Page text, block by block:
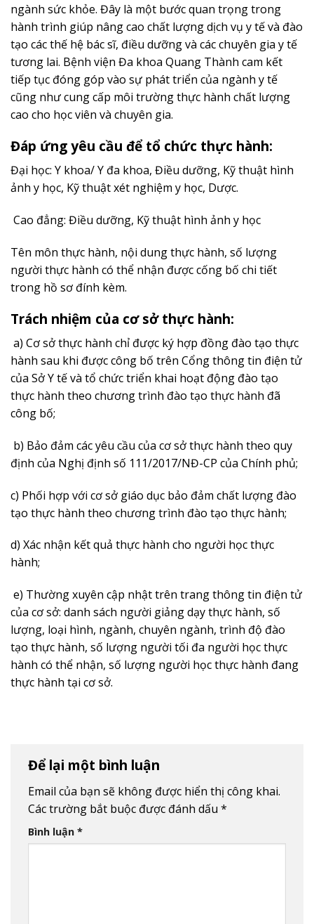
ngành sức khỏe. Đây là một bước quan trọng trong
hành trình giúp nâng cao chất lượng dịch vụ y tế và đào
tạo các thế hệ bác sĩ, điều dưỡng và các chuyên gia y tế
tương lai. Bệnh viện Đa khoa Quang Thành cam kết
tiếp tục đóng góp vào sự phát triển của ngành y tế
cũng như cung cấp môi trường thực hành chất lượng
cao cho học viên và chuyên gia.
Đáp ứng yêu cầu để tổ chức thực hành:
Đại học: Y khoa/ Y đa khoa, Điều dưỡng, Kỹ thuật hình
ảnh y học, Kỹ thuật xét nghiệm y học, Dược.
Cao đẳng: Điều dưỡng, Kỹ thuật hình ảnh y học
Tên môn thực hành, nội dung thực hành, số lượng
người thực hành có thể nhận được cống bố chi tiết
trong hồ sơ đính kèm.
Trách nhiệm của cơ sở thực hành:
a) Cơ sở thực hành chỉ được ký hợp đồng đào tạo thực
hành sau khi được công bố trên Cổng thông tin điện tử
của Sở Y tế và tổ chức triển khai hoạt động đào tạo
thực hành theo chương trình đào tạo thực hành đã
công bố;
b) Bảo đảm các yêu cầu của cơ sở thực hành theo quy
định của Nghị định số 111/2017/NĐ-CP của Chính phủ;
c) Phối hợp với cơ sở giáo dục bảo đảm chất lượng đào
tạo thực hành theo chương trình đào tạo thực hành;
d) Xác nhận kết quả thực hành cho người học thực
hành;
e) Thường xuyên cập nhật trên trang thông tin điện tử
của cơ sở: danh sách người giảng dạy thực hành, số
lượng, loại hình, ngành, chuyên ngành, trình độ đào
tạo thực hành, số lượng người tối đa người học thực
hành có thể nhận, số lượng người học thực hành đang
thực hành tại cơ sở.
Để lại một bình luận
Email của bạn sẽ không được hiển thị công khai.
Các trường bắt buộc được đánh dấu *
Bình luận *